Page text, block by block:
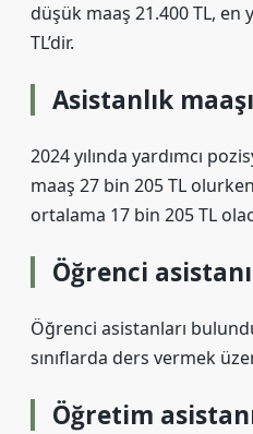
düşük maaş 21.400 TL, en
TL’dir.
Asistanlık
2024 yılında yardımcı
maaş 27 bin 205 TL
ortalama 17 bin 205 TL
Öğrenci
Öğrenci asistanları
sınıflarda ders vermek
Öğretim